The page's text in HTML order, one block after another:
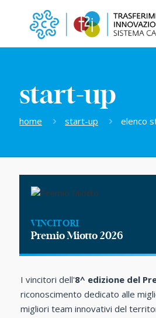
start-up
home start-up elenco
VINCITORI
Premio Miotto 2026
I vincitori dell'8^ edizione del
riconoscimento dedicato alle
migliori team innovativi del